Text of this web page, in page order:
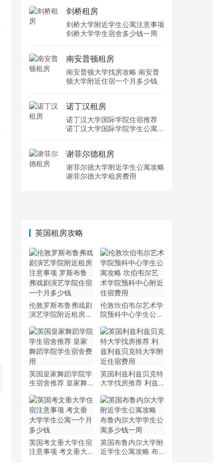
剑桥租房
剑桥大学附近学生公寓注意事项
剑桥大学学生宿舍多少钱一周
南安普顿租房
南安普顿大学找房攻略 南安普
顿大学附近住宿一个月多少钱
诺丁汉租房
诺丁汉大学国际学院住宿推荐
诺丁汉大学国际学院学生公寓多
谢菲尔德租房
谢菲尔德大学附近学生公寓攻略
谢菲尔德大学租房费用
英国租房攻略
伦敦罗斯布鲁弗戏剧
演艺学院附近租房注
戏剧演艺学院住宿一
个月多少钱
伦敦坎伯韦尔艺术学
院预科中心学生公寓
学院预科中心附近住
宿费用
英国皇家舞蹈学院学
生宿舍推荐 皇家舞
英国利兹利兹贝克特
大学找房推荐 利兹
住宿费用
英国考文垂大学住宿
注意事项 考文垂大
英国布鲁内尔大学附
近学生公寓攻略 布